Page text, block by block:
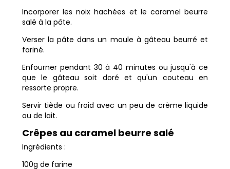
Incorporer les noix hachées et le caramel beurre
salé à la pâte.
Verser la pâte dans un moule à gâteau beurré et
fariné.
Enfourner pendant 30 à 40 minutes ou jusqu'à ce
que le gâteau soit doré et qu'un couteau en
ressorte propre.
Servir tiède ou froid avec un peu de crème liquide
ou de lait.
Crêpes au caramel beurre salé
Ingrédients :
100g de farine